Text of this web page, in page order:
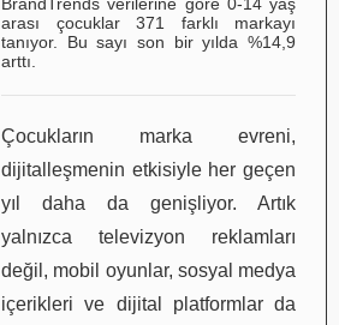
arası çocuklar 371 farklı markayı
tanıyor. Bu sayı son bir yılda %14,9
arttı.
Çocukların marka evreni,
dijitalleşmenin etkisiyle her geçen
yıl daha da genişliyor. Artık
yalnızca televizyon reklamları
değil, mobil oyunlar, sosyal medya
içerikleri ve dijital platformlar da